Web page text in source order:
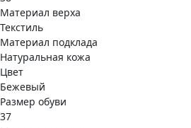
Материал верха
Текстиль
Материал подклада
Натуральная кожа
Цвет
Бежевый
Размер обуви
37